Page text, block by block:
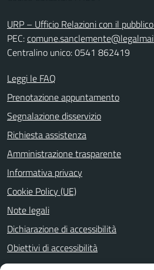
URP – Ufficio Relazioni con il
PEC:
Centralino unico: 0541 862419
Leggi le FAQ
Prenotazione appuntamento
Segnalazione disservizio
Richiesta assistenza
Amministrazione trasparente
Informativa privacy
Cookie Policy (UE)
Note legali
Dichiarazione di accessibilità
Obiettivi di accessibilità